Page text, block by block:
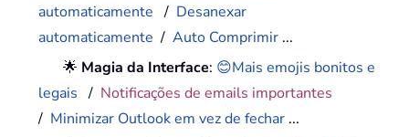
automaticamente / Desanexar
automaticamente /Auto Comprimir ...
🌟 Magia da Interface: 😊Mais emojis bonitos e
legais / Notificações de emails importantes
/ Minimizar Outlook em vez de fechar ...